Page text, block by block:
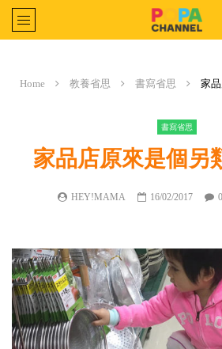
Home 教養省思 書寫省思 家
書寫省思
家品店原來是個另
HEY!MAMA 16/02/2017 0